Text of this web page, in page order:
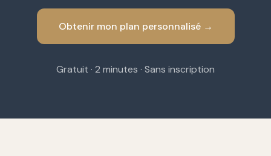
Obtenir mon plan personnalisé →
Gratuit · 2 minutes · Sans inscription